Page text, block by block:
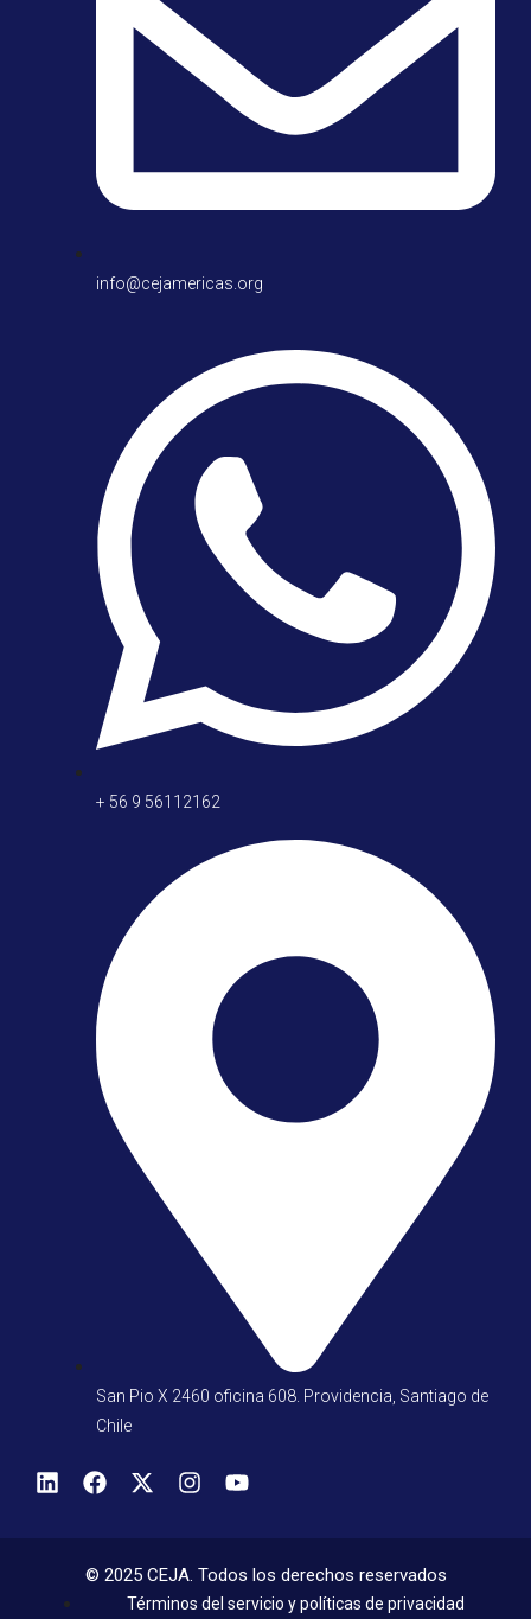
info@cejamericas.org
+ 56 9 56112162
San Pio X 2460 oficina 608. Providencia, Santiago de
Chile
© 2025 CEJA. Todos los derechos reservados
Términos del servicio y políticas de privacidad